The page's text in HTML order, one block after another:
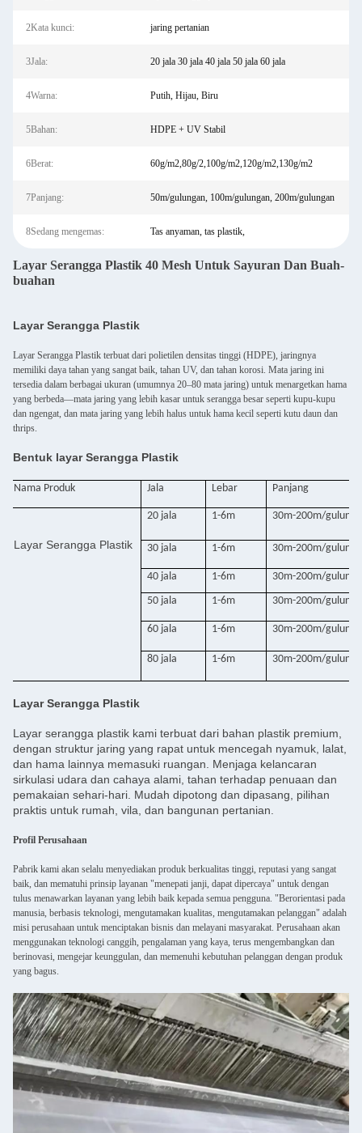
2Kata kunci: jaring pertanian
3Jala: 20 jala 30 jala 40 jala 50 jala 60 jala
4Warna: Putih, Hijau, Biru
5Bahan: HDPE + UV Stabil
6Berat: 60g/m2,80g/2,100g/m2,120g/m2,130g/m2
7Panjang: 50m/gulungan, 100m/gulungan, 200m/gulungan
8Sedang mengemas: Tas anyaman, tas plastik,
Layar Serangga Plastik 40 Mesh Untuk Sayuran Dan Buah-
buahan
Layar Serangga Plastik
Layar Serangga Plastik terbuat dari polietilen densitas tinggi (HDPE), jaringnya
memiliki daya tahan yang sangat baik, tahan UV, dan tahan korosi. Mata jaring ini
tersedia dalam berbagai ukuran (umumnya 20–80 mata jaring) untuk menargetkan hama
yang berbeda—mata jaring yang lebih kasar untuk serangga besar seperti kupu-kupu
dan ngengat, dan mata jaring yang lebih halus untuk hama kecil seperti kutu daun dan
thrips.
Bentuk layar Serangga Plastik
Nama Produk Jala Lebar Panjang
Layar Serangga Plastik
20 jala 1-6m 30m-200m/
30 jala 1-6m 30m-200m/
40 jala 1-6m
30m-200m/
50 jala
1-6m 30m-200m/
60 jala 1-6m 30m-200m/
80 jala 1-6m 30m-200m/
Layar Serangga Plastik
Layar serangga plastik kami terbuat dari bahan plastik premium,
dengan struktur jaring yang rapat untuk mencegah nyamuk, lalat,
dan hama lainnya memasuki ruangan. Menjaga kelancaran
sirkulasi udara dan cahaya alami, tahan terhadap penuaan dan
pemakaian sehari-hari. Mudah dipotong dan dipasang, pilihan
praktis untuk rumah, vila, dan bangunan pertanian.
Profil Perusahaan
Pabrik kami akan selalu menyediakan produk berkualitas tinggi, reputasi yang sangat
baik, dan mematuhi prinsip layanan "menepati janji, dapat dipercaya" untuk dengan
tulus menawarkan layanan yang lebih baik kepada semua pengguna. "Berorientasi pada
manusia, berbasis teknologi, mengutamakan kualitas, mengutamakan pelanggan" adalah
misi perusahaan untuk menciptakan bisnis dan melayani masyarakat. Perusahaan akan
menggunakan teknologi canggih, pengalaman yang kaya, terus mengembangkan dan
berinovasi, mengejar keunggulan, dan memenuhi kebutuhan pelanggan dengan produk
yang bagus.